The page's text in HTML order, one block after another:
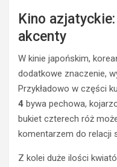
Kino
akcenty
W kinie japońskim,
dodatkowe znaczenie,
Przykładowo w części
4 bywa pechowa,
bukiet czterech róż
komentarzem do relacji
Z kolei duże ilości